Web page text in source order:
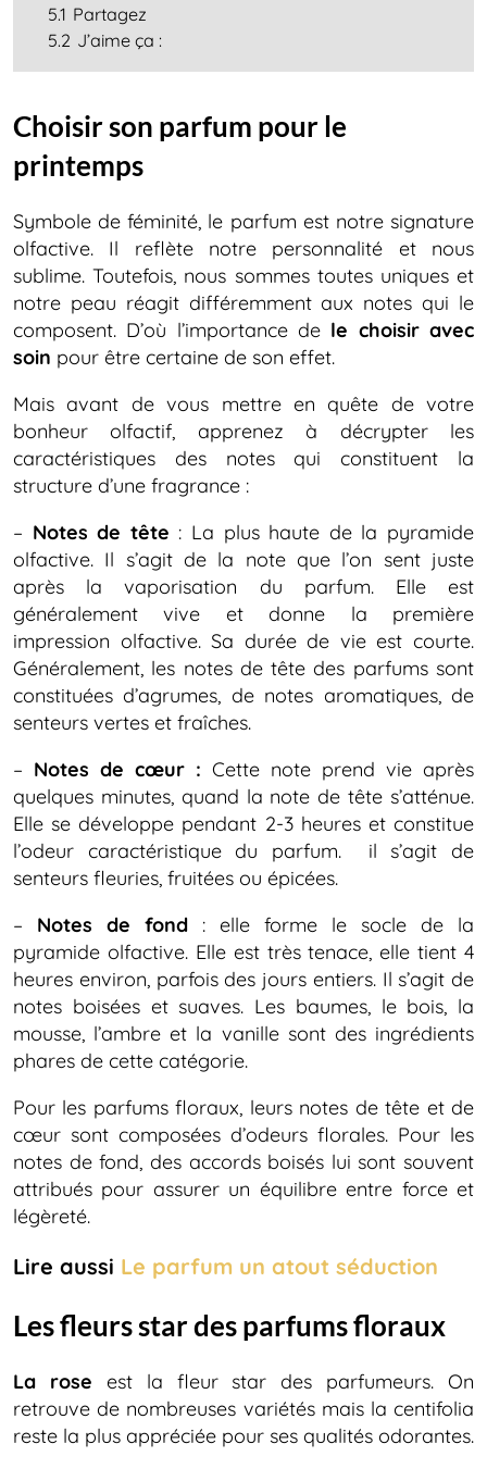
5.1 Partagez
5.2 J’aime ça :
Choisir son parfum pour le
printemps
Symbole de féminité, le parfum est notre signature
olfactive. Il reflète notre personnalité et nous
sublime. Toutefois, nous sommes toutes uniques et
notre peau réagit différemment aux notes qui le
composent. D’où l’importance de le choisir avec
soin pour être certaine de son effet.
Mais avant de vous mettre en quête de votre
bonheur olfactif, apprenez à décrypter les
caractéristiques des notes qui constituent la
structure d’une fragrance :
– Notes de tête : La plus haute de la pyramide
olfactive. Il s’agit de la note que l’on sent juste
après la vaporisation du parfum. Elle est
généralement vive et donne la première
impression olfactive. Sa durée de vie est courte.
Généralement, les notes de tête des parfums sont
constituées d’agrumes, de notes aromatiques, de
senteurs vertes et fraîches.
– Notes de cœur : Cette note prend vie après
quelques minutes, quand la note de tête s’atténue.
Elle se développe pendant 2-3 heures et constitue
l’odeur caractéristique du parfum. il s’agit de
senteurs fleuries, fruitées ou épicées.
– Notes de fond : elle forme le socle de la
pyramide olfactive. Elle est très tenace, elle tient 4
heures environ, parfois des jours entiers. Il s’agit de
notes boisées et suaves. Les baumes, le bois, la
mousse, l’ambre et la vanille sont des ingrédients
phares de cette catégorie.
Pour les parfums floraux, leurs notes de tête et de
cœur sont composées d’odeurs florales. Pour les
notes de fond, des accords boisés lui sont souvent
attribués pour assurer un équilibre entre force et
légèreté.
Lire aussi Le parfum un atout séduction
Les fleurs star des parfums floraux
La rose est la fleur star des parfumeurs. On
retrouve de nombreuses variétés mais la centifolia
reste la plus appréciée pour ses qualités odorantes.